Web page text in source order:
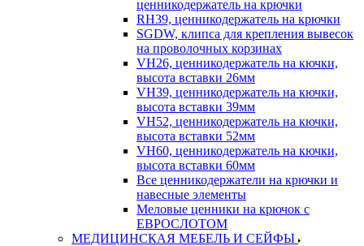
ценникодержатель на крючки
RH39, ценникодержатель на крючки
SGDW, клипса для крепления вывесок
на проволочных корзинах
VH26, ценникодержатель на кючки,
высота вставки 26мм
VH39, ценникодержатель на кючки,
высота вставки 39мм
VH52, ценникодержатель на кючки,
высота вставки 52мм
VH60, ценникодержатель на кючки,
высота вставки 60мм
Все ценникодержатели на крючки и
навесные элементы
Меловые ценники на крючок с
ЕВРОСЛОТОМ
МЕДИЦИНСКАЯ МЕБЕЛЬ И СЕЙФЫ